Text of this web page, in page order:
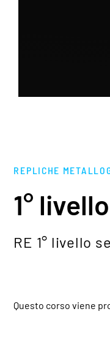
REPLICHE
1° livello
RE 1° livello
Questo corso viene